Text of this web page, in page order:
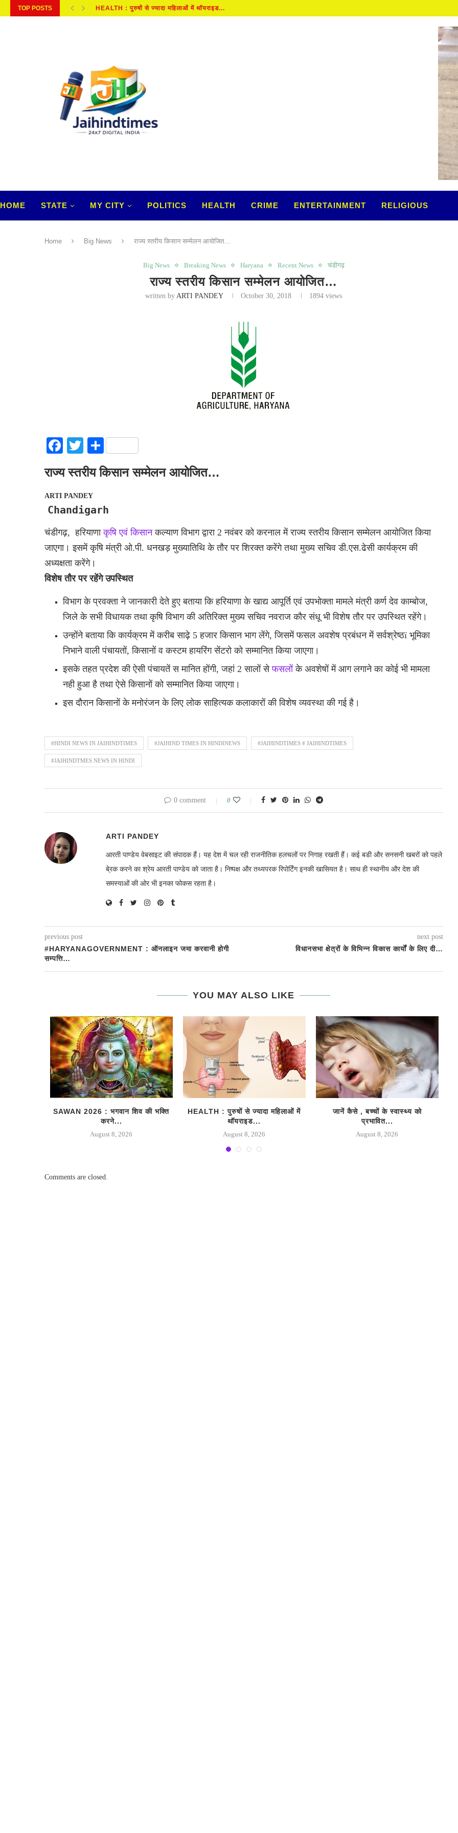
TOP POSTS जानें कैसे , बच्चों के स्वास्थ्य को प्रभावित...
HOME STATE MY CITY POLITICS HEALTH CRIME ENTERTAINMENT RELIGIOUS
Home Big News राज्य स्तरीय किसान सम्मेलन आयोजित…
Big News Breaking News Haryana Recent News चंडीगढ़
राज्य स्तरीय किसान सम्मेलन आयोजित…
written byARTI PANDEY October 30, 2018 1894 views
Facebook
Twitter
Share
राज्य स्तरीय किसान सम्मेलन आयोजित…
ARTI PANDEY
Chandigarh
चंडीगढ़, हरियाणाकृषि एवं किसानकल्याण विभाग द्वारा 2 नवंबर को करनाल में राज्य स्तरीय किसान सम्मेलन आयोजित किया
जाएगा। इसमें कृषि मंत्री ओ.पी. धनखड़ मुख्यातिथि के तौर पर शिरक्त करेंगे तथा मुख्य सचिव डी.एस.ढेसी कार्यक्रम की
अध्यक्षता करेंगे।
विशेष तौर पर रहेंगे उपस्थित
विभाग के प्रवक्ता ने जानकारी देते हुए बताया कि हरियाणा के खाद्य आपूर्ति एवं उपभोक्ता मामले मंत्री कर्ण देव काम्बोज,
जिले के सभी विधायक तथा कृषि विभाग की अतिरिक्त मुख्य सचिव नवराज कौर संधू भी विशेष तौर पर उपस्थित रहेंगे।
उन्होंने बताया कि कार्यक्रम में करीब साढ़े 5 हजार किसान भाग लेंगे, जिसमें फसल अवशेष प्रबंधन में सर्वश्रेष्ठï भूमिका
निभाने वाली पंचायतों, किसानों व कस्टम हायरिंग सेंटरो को सम्मानित किया जाएगा।
इसके तहत प्रदेश की ऐसी पंचायतें स मानित होंगी, जहां 2 सालों सेफसलोंके अवशेषों में आग लगाने का कोई भी मामला
नही हुआ है तथा ऐसे किसानों को सम्मानित किया जाएगा।
इस दौरान किसानों के मनोरंजन के लिए लोक साहित्यक कलाकारों की विशेष व्यवस्था की गई है।
#HINDI NEWS IN JAIHINDTIMES #JAIHIND TIMES IN HINDINEWS #JAIHINDTIMES # JAIHINDTIMES
#JAIHINDTMES NEWS IN HINDI
0 comment 0
ARTI PANDEY
आरती पाण्डेय वेबसाइट की संपादक हैं। यह देश में चल रही राजनीतिक हलचलों पर निगाह रखती हैं। कई बडी और सनसनी खबरों को पहले
बे्रक करने का श्रेय आरती पाण्डेय को जाता है। निष्पक्ष और तथ्यपरक रिपोर्टिंग इनकी खासियत है। साथ ही स्थानीय और देश की
समस्याओं की ओर भी इनका फोकस रहता है।
previous post
#HARYANAGOVERNMENT : ऑनलाइन जमा करवानी होगी
सम्पत्ति…
next post
विधानसभा क्षेत्रों के विभिन्न विकास कार्यों के लिए दी…
YOU MAY ALSO LIKE
SAWAN 2026 : भगवान शिव की भक्ति
करने...
August 8, 2026
HEALTH : पुरुषों से ज्यादा महिलाओं में
थॉयराइड...
August 8, 2026
जानें कैसे , बच्चों के स्वास्थ्य को
प्रभावित...
August 8, 2026
Comments are closed.